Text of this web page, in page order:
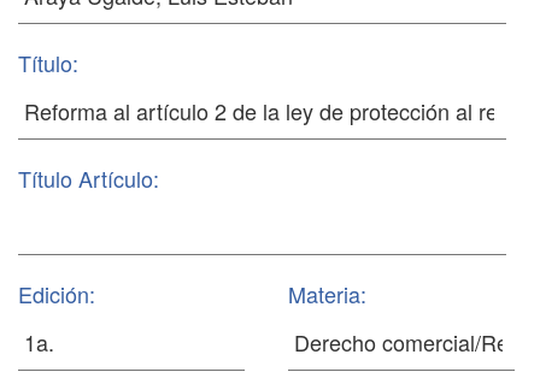
Título:
Título Artículo:
Edición: Materia: